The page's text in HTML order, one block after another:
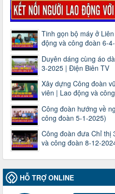
Tinh gọn bộ máy ở
động và công đoàn 6-
Duyên dáng cùng áo
3-2025 | Điện Biên TV
Xây dựng Công đoàn
viên | Lao động và
Công đoàn hướng về
công đoàn 5-1-2025)
Công đoàn đưa Chỉ thị
và công đoàn 8-12-
HỖ TRỢ ONLINE